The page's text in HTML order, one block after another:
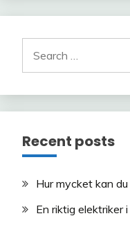
for:
Recent posts
Hur mycket kan
En riktig elektriker